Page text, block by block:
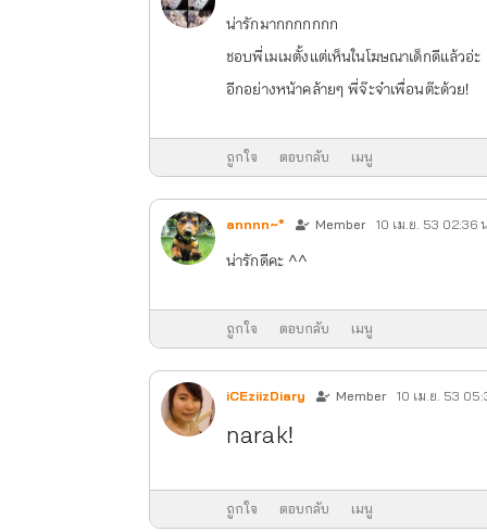
น่ารักมากกกกกกก
ชอบพี่เมเมตั้งแต่เห็นในโฆษณาเด็กดีแล้วอ่ะ
อีกอย่างหน้าคล้ายๆ พี่จ๊ะจ๋าเพื่อนต๊ะด้วย!
ถูกใจ ตอบกลับ เมนู
annnn~* Member 10 เม.ย. 53 02:36
น่ารักดีคะ ^^
ถูกใจ ตอบกลับ เมนู
iCEziizDiary Member 10 เม.ย. 53
narak!
ถูกใจ ตอบกลับ เมนู